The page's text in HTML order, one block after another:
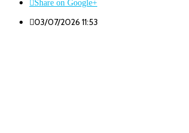
Share on Google+
03/07/2026 11:53